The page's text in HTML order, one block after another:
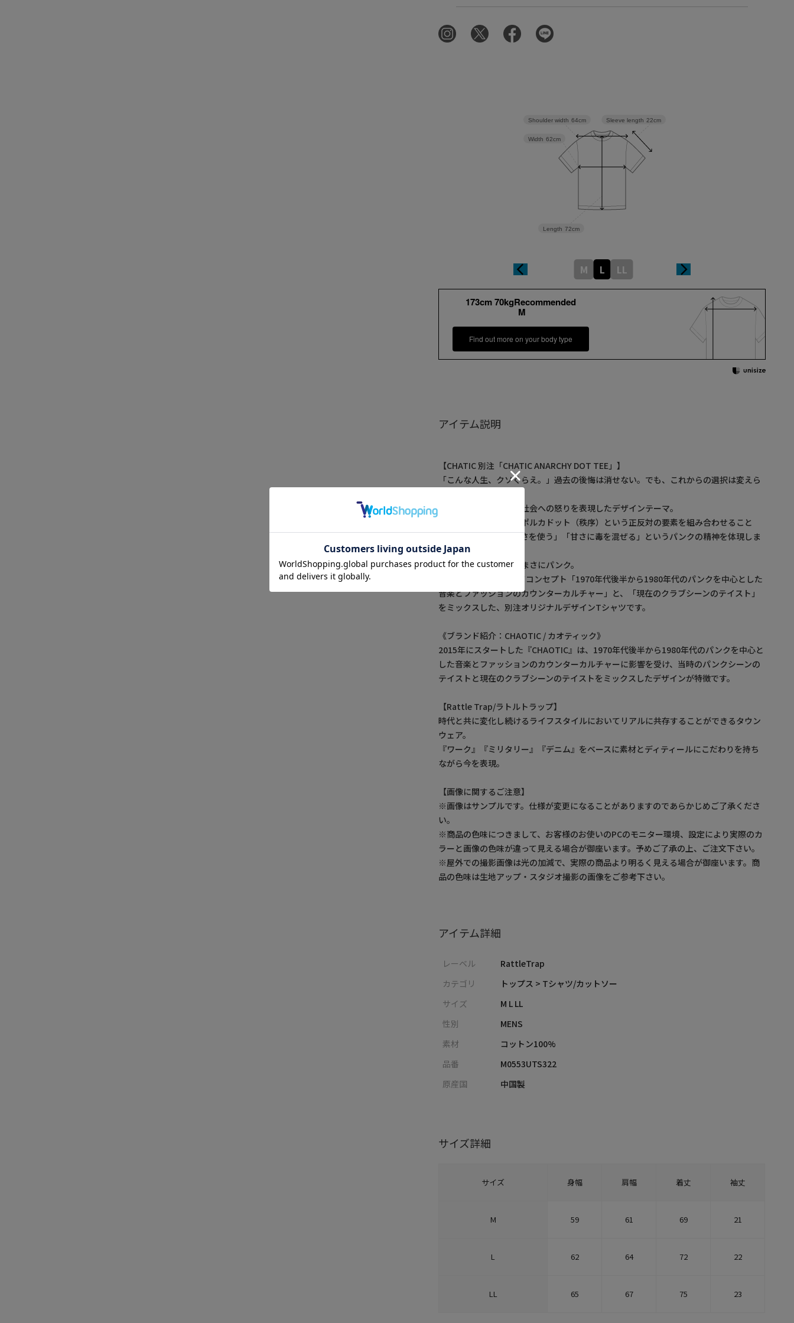
Sleeve length 22cm
Length 72cm
Width 62cm
Shoulder width 64cm
M L LL
173cm 70kgRecommended
M
Find out more on your body type
アイテム説明
【CHATIC 別注「CHATIC ANARCHY DOT TEE」】
「こんな人生、クソくらえ。」過去の後悔は消せない。でも、これからの選択は変えら
そんな自分への叫びと社会への怒りを表現したデザインテーマ。
アナーキー（反抗）とポルカドット（秩序）という正反対の要素を組み合わせること
で、「壊すために可愛さを使う」「甘さに毒を混ぜる」というパンクの精神を体現しま
した。
このギャップこそが、まさにパンク。
《CHATIC》のブランドコンセプト「1970年代後半から1980年代のパンクを中心とした
音楽とファッションのカウンターカルチャー」と、「現在のクラブシーンのテイスト」
をミックスした、別注オリジナルデザインTシャツです。
《ブランド紹介：CHAOTIC / カオティック》
2015年にスタートした『CHAOTIC』は、1970年代後半から1980年代のパンクを中心と
した音楽とファッションのカウンターカルチャーに影響を受け、当時のパンクシーンの
テイストと現在のクラブシーンのテイストをミックスしたデザインが特徴です。
【Rattle Trap/ラトルトラップ】
時代と共に変化し続けるライフスタイルにおいてリアルに共存することができるタウン
ウェア。
『ワーク』『ミリタリー』『デニム』をベースに素材とディティールにこだわりを持ち
ながら今を表現。
【画像に関するご注意】
※画像はサンプルです。仕様が変更になることがありますのであらかじめご了承くださ
い。
※商品の色味につきまして、お客様のお使いのPCのモニター環境、設定により実際のカ
ラーと画像の色味が違って見える場合が御座います。予めご了承の上、ご注文下さい。
※屋外での撮影画像は光の加減で、実際の商品より明るく見える場合が御座います。商
品の色味は生地アップ・スタジオ撮影の画像をご参考下さい。
アイテム詳細
レーベル
RattleTrap
カテゴリ
トップス > Tシャツ/カットソー
サイズ
M L LL
性別
MENS
素材
コットン100%
品番
M0553UTS322
原産国
中国製
サイズ詳細
サイズ 身幅 肩幅 着丈 袖丈
M 59 61 69 21
L 62 64 72 22
LL 65 67 75 23